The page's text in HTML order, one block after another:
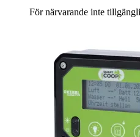
För närvarande inte